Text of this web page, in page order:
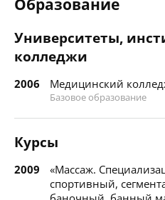
Образование
Университеты,
колледжи
2006 Медицинский
Базовое образование
Курсы
2009
«Массаж.
спортивный,